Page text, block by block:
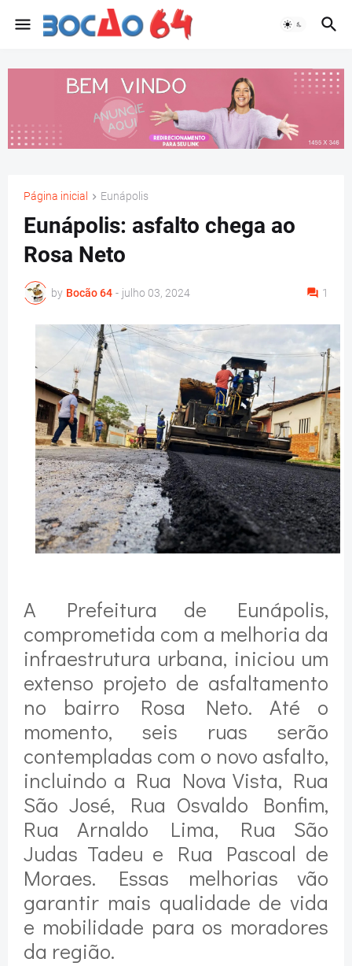
Página inicial Eunápolis
Eunápolis: asfalto chega ao
Rosa Neto
by Bocão 64 - julho 03, 2024 1
A Prefeitura de Eunápolis,
comprometida com a melhoria da
infraestrutura urbana, iniciou um
extenso projeto de asfaltamento
no bairro Rosa Neto. Até o
momento, seis ruas serão
contempladas com o novo asfalto,
incluindo a Rua Nova Vista, Rua
São José, Rua Osvaldo Bonfim,
Rua Arnaldo Lima, Rua São
Judas Tadeu e Rua Pascoal de
Moraes. Essas melhorias vão
garantir mais qualidade de vida
e mobilidade para os moradores
da região.